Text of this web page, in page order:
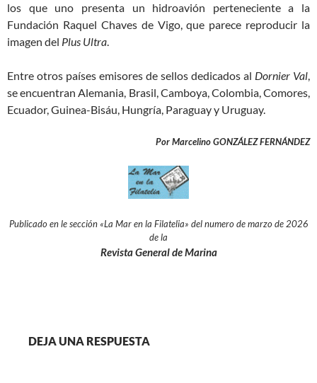
los que uno presenta un hidroavión perteneciente a la
Fundación Raquel Chaves de Vigo, que parece reproducir la
imagen del Plus Ultra.
Entre otros países emisores de sellos dedicados al Dornier Val,
se encuentran Alemania, Brasil, Camboya, Colombia, Comores,
Ecuador, Guinea-Bisáu, Hungría, Paraguay y Uruguay.
Por Marcelino GONZÁLEZ FERNÁNDEZ
Publicado en le sección «La Mar en la Filatelia» del numero de marzo de 2026
de la
Revista General de Marina
DEJA UNA RESPUESTA